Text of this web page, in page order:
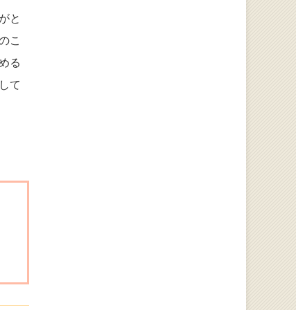
と
こ
る
て